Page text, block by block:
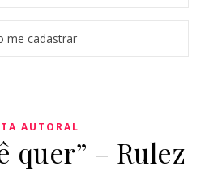
AUTORAL
quer” – Rulez